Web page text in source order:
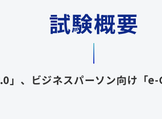
試験概要
」、ビジネスパーソン向け「e-